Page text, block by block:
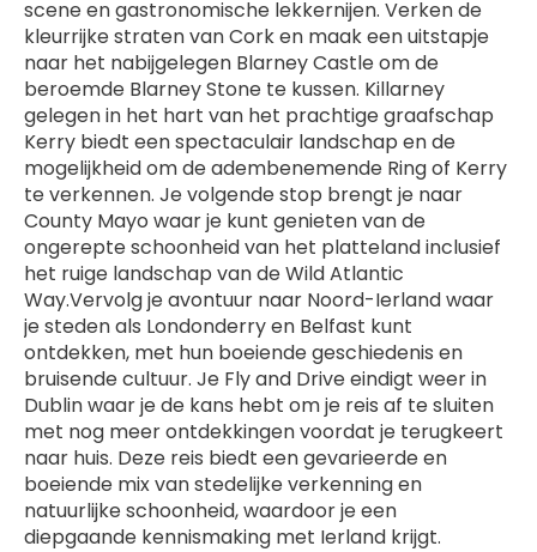
scene en gastronomische lekkernijen. Verken de
kleurrijke straten van Cork en maak een uitstapje
naar het nabijgelegen Blarney Castle om de
beroemde Blarney Stone te kussen. Killarney
gelegen in het hart van het prachtige graafschap
Kerry biedt een spectaculair landschap en de
mogelijkheid om de adembenemende Ring of Kerry
te verkennen. Je volgende stop brengt je naar
County Mayo waar je kunt genieten van de
ongerepte schoonheid van het platteland inclusief
het ruige landschap van de Wild Atlantic
Way.Vervolg je avontuur naar Noord-Ierland waar
je steden als Londonderry en Belfast kunt
ontdekken, met hun boeiende geschiedenis en
bruisende cultuur. Je Fly and Drive eindigt weer in
Dublin waar je de kans hebt om je reis af te sluiten
met nog meer ontdekkingen voordat je terugkeert
naar huis. Deze reis biedt een gevarieerde en
boeiende mix van stedelijke verkenning en
natuurlijke schoonheid, waardoor je een
diepgaande kennismaking met Ierland krijgt.